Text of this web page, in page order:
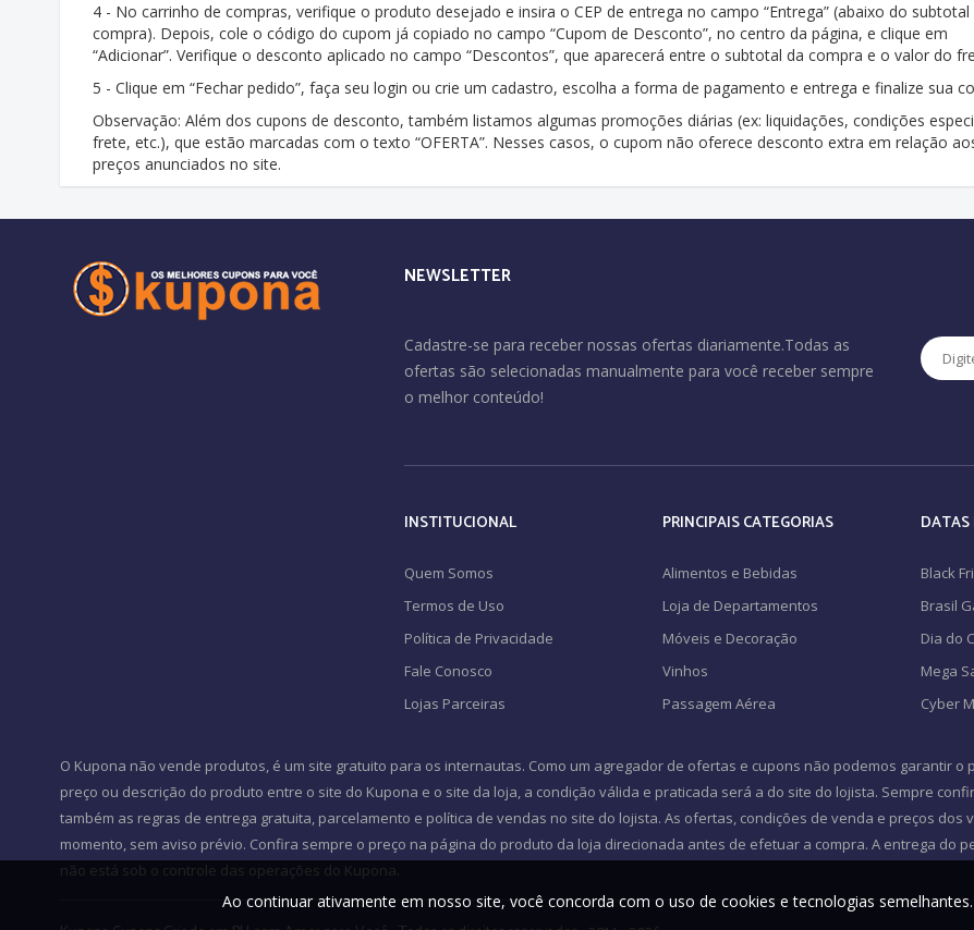
4 - No carrinho de compras, verifique o produto desejado e insira o CEP de entrega no campo “Entrega” (abaixo do subtotal
compra). Depois, cole o código do cupom já copiado no campo “Cupom de Desconto”, no centro da página, e clique em
“Adicionar”. Verifique o desconto aplicado no campo “Descontos”, que aparecerá entre o subtotal da compra e o valor do
5 - Clique em “Fechar pedido”, faça seu login ou crie um cadastro, escolha a forma de pagamento e entrega e finalize sua
Observação: Além dos cupons de desconto, também listamos algumas promoções diárias (ex: liquidações, condições
frete, etc.), que estão marcadas com o texto “OFERTA”. Nesses casos, o cupom não oferece desconto extra em relação
preços anunciados no site.
NEWSLETTER
Cadastre-se para receber nossas ofertas diariamente.Todas as
ofertas são selecionadas manualmente para você receber sempre
o melhor conteúdo!
INSTITUCIONAL
Quem Somos
Termos de Uso
Política de Privacidade
Fale Conosco
Lojas Parceiras
PRINCIPAIS CATEGORIAS
Alimentos e Bebidas
Loja de Departamentos
Móveis e Decoração
Vinhos
Passagem Aérea
DATAS
Black
Brasil
Dia do
Mega
Cyber
O Kupona não vende produtos, é um site gratuito para os internautas. Como um agregador de ofertas e cupons não podemos garantir
preço ou descrição do produto entre o site do Kupona e o site da loja, a condição válida e praticada será a do site do lojista. Sempre
também as regras de entrega gratuita, parcelamento e política de vendas no site do lojista. As ofertas, condições de venda e preços
momento, sem aviso prévio. Confira sempre o preço na página do produto da loja direcionada antes de efetuar a compra. A entrega do
não está sob o controle das operações do Kupona.
Ao continuar ativamente em nosso site, você concorda com o uso de cookies e tecnologias semelhantes.